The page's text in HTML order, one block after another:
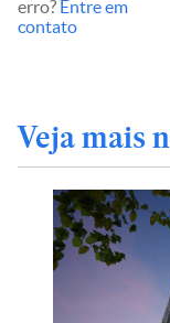
erro? Entre em
contato
Veja mais